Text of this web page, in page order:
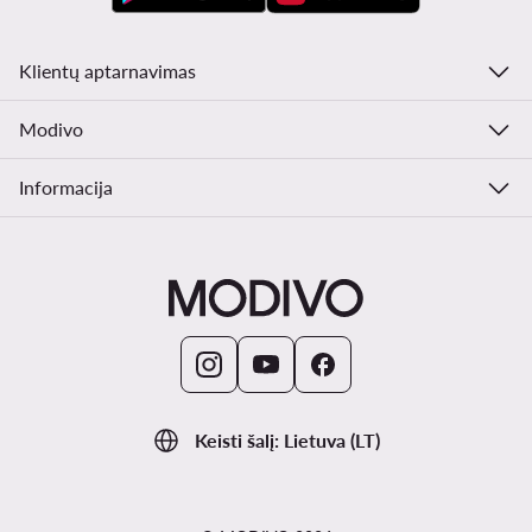
Keisti šalį: Lietuva (LT)
Klientų aptarnavimas
Modivo
Informacija